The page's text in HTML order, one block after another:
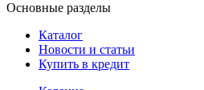
Основные разделы
Каталог
Новости и статьи
Купить в кредит